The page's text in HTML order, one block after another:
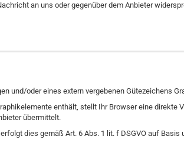
an uns oder gegenüber dem Anbieter
und/oder eines extern vergebenen
enthält, stellt Ihr Browser eine
übermittelt.
dies gemäß Art. 6 Abs. 1 lit. f DSGVO auf